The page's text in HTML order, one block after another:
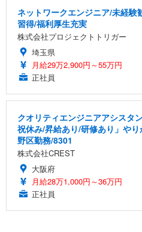
ネットワークエンジニア/未経験
習得/福利厚生充実
株式会社プロジェクトトリガー
埼玉県
月給29万2,900円～55万円
正社員
クオリティエンジニアアシスタ
祝休み/昇給あり/研修あり」や
野区勤務/8301
株式会社CREST
大阪府
月給28万1,000円～36万円
正社員